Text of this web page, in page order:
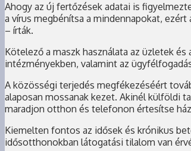
Ahogy az új fertőzések adatai is
a vírus megbénítsa a mindennapokat,
– írták.
Kötelező a maszk használata az üzletek
intézményekben, valamint az
A közösségi terjedés megfékezéséért
alaposan mossanak kezet. Akinél külföldi
maradjon otthon és telefonon értesítse
Kiemelten fontos az idősek és krónikus
idősotthonokban látogatási tilalom van